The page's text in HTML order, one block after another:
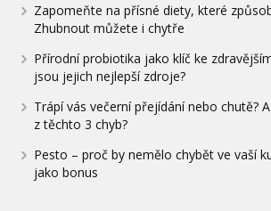
Zapomeňte na přísné diety, které
Zhubnout můžete i chytře
Přírodní probiotika jako klíč ke
jsou jejich nejlepší zdroje?
Trápí vás večerní přejídání nebo chutě?
z těchto 3 chyb?
Pesto – proč by nemělo chybět ve vaší
jako bonus